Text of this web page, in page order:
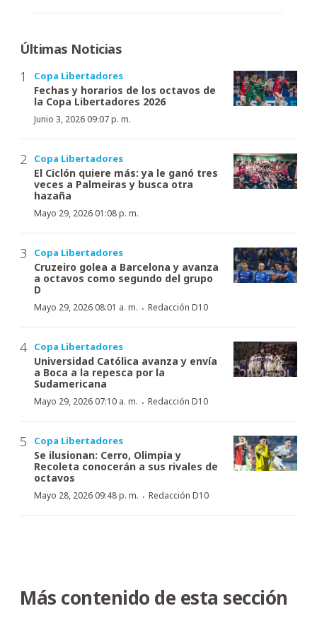
Últimas Noticias
Copa Libertadores
Fechas y horarios de los octavos de
la Copa Libertadores 2026
Junio 3, 2026 09:07 p. m.
Copa Libertadores
El Ciclón quiere más: ya le ganó tres
veces a Palmeiras y busca otra
hazaña
Mayo 29, 2026 01:08 p. m.
Copa Libertadores
Cruzeiro golea a Barcelona y avanza
a octavos como segundo del grupo
D
Mayo 29, 2026 08:01 a. m. · Redacción D10
Copa Libertadores
Universidad Católica avanza y envía
a Boca a la repesca por la
Sudamericana
Mayo 29, 2026 07:10 a. m. · Redacción D10
Copa Libertadores
Se ilusionan: Cerro, Olimpia y
Recoleta conocerán a sus rivales de
octavos
Mayo 28, 2026 09:48 p. m. · Redacción D10
Más contenido de esta sección